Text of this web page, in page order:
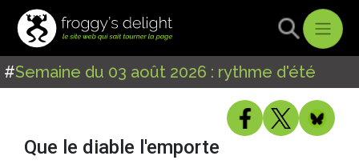
#Semaine du 03 août 2026 : rythme d'été
Que le diable l'emporte